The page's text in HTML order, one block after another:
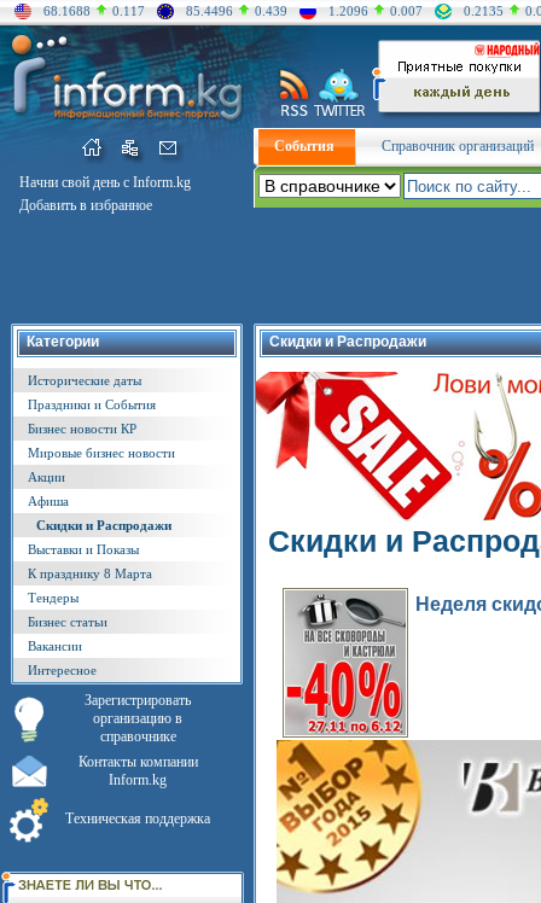
68.1688 0.117 85.4496 0.439 1.2096 0.007 0.2135
Начни свой день с Inform.kg
Добавить в избранное
События Справочник организаций
Категории
Исторические даты
Праздники и События
Бизнес новости КР
Мировые бизнес новости
Акции
Афиша
Скидки и Распродажи
Выставки и Показы
К празднику 8 Марта
Тендеры
Бизнес статьи
Вакансии
Интересное
Зарегистрировать
организацию в
справочнике
Контакты компании
Inform.kg
Техническая поддержка
Скидки и Распродажи
Скидки и
Неделя